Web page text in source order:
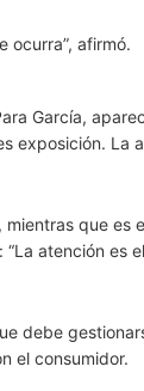
ocurra”, afirmó.
García,
exposición. La
que es
atención es
debe
el consumidor.